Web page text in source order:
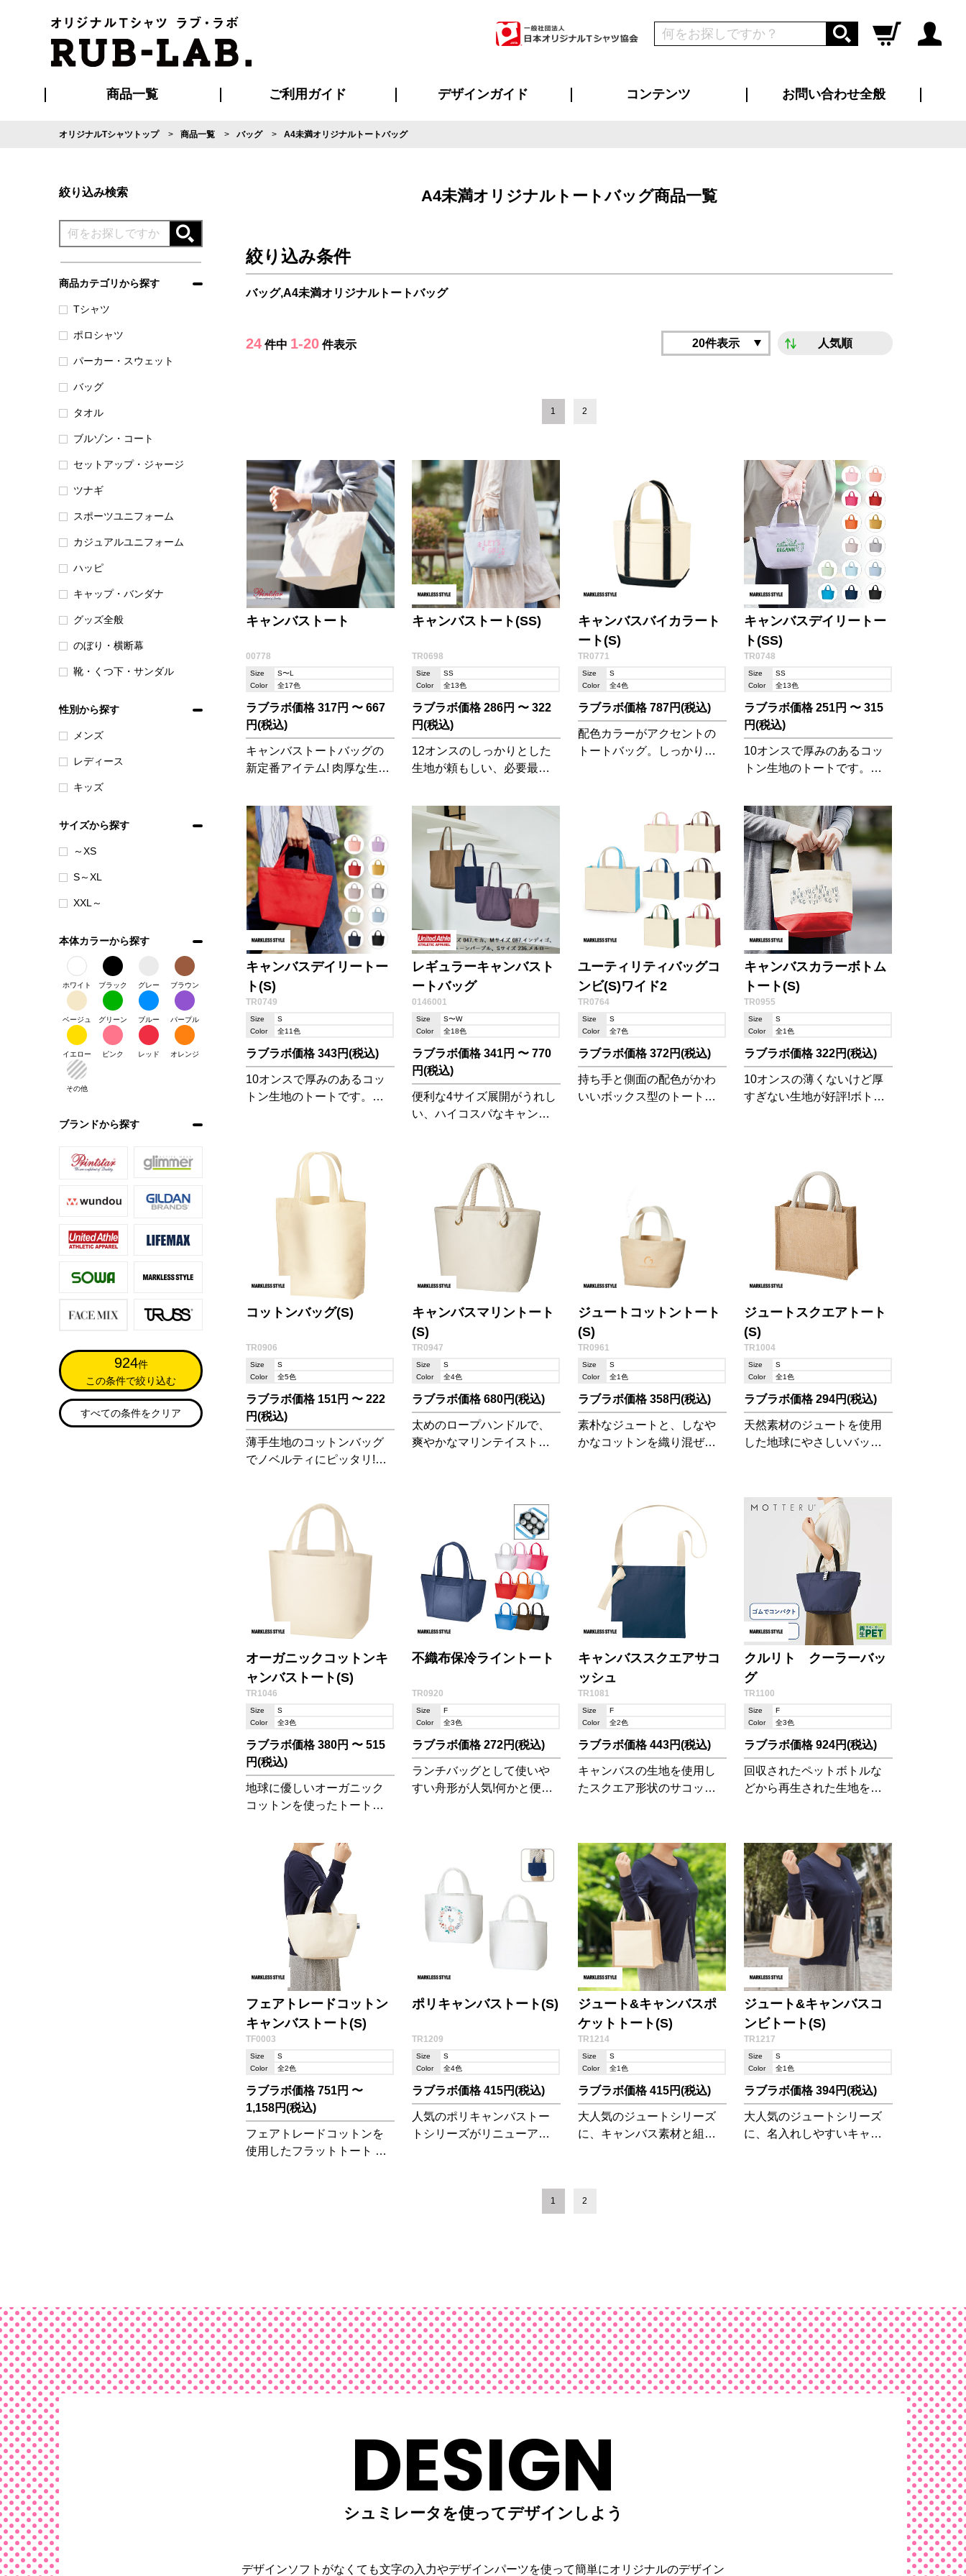
ログイン
商品一覧 ご利用ガイド
ご利用ガイド
はじめての方へ
再注文の方へ
お支払い方法について
割引まとめページ
発送・特急サービスについて
版の保管期限について
マイページ会員のメリット
よくあるご質問
デザインガイド コンテンツ お問い合わせ全般
オリジナルTシャツトップ 商品一覧 バッグ A4未満オリジナルトートバッグ
絞り込み検索
商品カテゴリから探す
Tシャツ
ポロシャツ
パーカー・スウェット
バッグ
タオル
ブルゾン・コート
セットアップ・ジャージ
ツナギ
スポーツユニフォーム
カジュアルユニフォーム
ハッピ
キャップ・バンダナ
グッズ全般
のぼり・横断幕
靴・くつ下・サンダル
性別から探す
メンズ
レディース
キッズ
サイズから探す
～XS
S～XL
XXL～
本体カラーから探す
ホワイト ブラック グレー ブラウン
ベージュ グリーン ブルー パープル
イエロー ピンク レッド オレンジ
その他
ブランドから探す
924件
この条件で絞り込む
すべての条件をクリア
A4未満オリジナルトートバッグ商品一覧
絞り込み条件
バッグ,A4未満オリジナルトートバッグ
24 件中 1-20 件表示 20件表示 人気順
1 2
キャンバストート
00778
Size
S〜L
Color
全17色
ラブラボ価格 317円 〜 667
円(税込)
キャンバストートバッグの
新定番アイテム! 肉厚な生地
136サファリ/037アーミーグ
リーン/223スモークブラッ
ク は2024年5月より入荷予
定です。
キャンバストート(SS)
TR0698
Size
SS
Color
全13色
ラブラボ価格 286円 〜 322
円(税込)
12オンスのしっかりとした
生地が頼もしい、必要最低
カラー展開が豊富なのが嬉
しい!
キャンバスバイカラート
ート(S)
TR0771
Size
S
Color
全4色
ラブラボ価格 787円(税込)
配色カラーがアクセントの
トートバッグ。しっかりし
キャンバスデイリートー
ト(SS)
TR0748
Size
SS
Color
全13色
ラブラボ価格 251円 〜 315
円(税込)
10オンスで厚みのあるコッ
トン生地のトートです。ち
バッグインバッグとしても
ご利用いただけます。
キャンバスデイリートー
ト(S)
TR0749
Size
S
Color
全11色
ラブラボ価格 343円(税込)
10オンスで厚みのあるコッ
トン生地のトートです。ち
レギュラーキャンバスト
ートバッグ
0146001
Size
S〜W
Color
全18色
ラブラボ価格 341円 〜 770
円(税込)
便利な4サイズ展開がうれし
い、ハイコスパなキャンバ
ユーティリティバッグコ
ンビ(S)ワイド2
TR0764
Size
S
Color
全7色
ラブラボ価格 372円(税込)
持ち手と側面の配色がかわ
いいボックス型のトートバ
キャンバスカラーボトム
トート(S)
TR0955
Size
S
Color
全1色
ラブラボ価格 322円(税込)
10オンスの薄くないけど厚
すぎない生地が好評!ボトム
コットンバッグ(S)
TR0906
Size
S
Color
全5色
ラブラボ価格 151円 〜 222
円(税込)
薄手生地のコットンバッグ
でノベルティにピッタリ!ラ
キャンバスマリントート
(S)
TR0947
Size
S
Color
全4色
ラブラボ価格 680円(税込)
太めのロープハンドルで、
爽やかなマリンテイストの
ジュートコットントート
(S)
TR0961
Size
S
Color
全1色
ラブラボ価格 358円(税込)
素朴なジュートと、しなや
かなコットンを織り混ぜ
に使いやすいサイズです。
ジュートスクエアトート
(S)
TR1004
Size
S
Color
全1色
ラブラボ価格 294円(税込)
天然素材のジュートを使用
した地球にやさしいバッ
にぴったりなサイズです。
オーガニックコットンキ
ャンバストート(S)
TR1046
Size
S
Color
全3色
ラブラボ価格 380円 〜 515
円(税込)
地球に優しいオーガニック
コットンを使ったトートバ
不織布保冷ライントート
TR0920
Size
F
Color
全3色
ラブラボ価格 272円(税込)
ランチバッグとして使いや
すい舟形が人気!何かと便利
キャンバススクエアサコ
ッシュ
TR1081
Size
F
Color
全2色
ラブラボ価格 443円(税込)
キャンバスの生地を使用し
たスクエア形状のサコッシ
クルリト クーラーバッ
グ
TR1100
Size
F
Color
全3色
ラブラボ価格 924円(税込)
回収されたペットボトルな
どから再生された生地を使
フェアトレードコットン
キャンバストート(S)
TF0003
Size
S
Color
全2色
ラブラボ価格 751円 〜
1,158円(税込)
フェアトレードコットンを
使用したフラットトート お
ポリキャンバストート(S)
TR1209
Size
S
Color
全4色
ラブラボ価格 415円(税込)
人気のポリキャンバストー
トシリーズがリニューアル
ジュート&キャンバスポ
ケットトート(S)
TR1214
Size
S
Color
全1色
ラブラボ価格 415円(税込)
大人気のジュートシリーズ
に、キャンバス素材と組み
ジュート&キャンバスコ
ンビトート(S)
TR1217
Size
S
Color
全1色
ラブラボ価格 394円(税込)
大人気のジュートシリーズ
に、名入れしやすいキャン
1 2
DESIGN
シュミレータを使ってデザインしよう
デザインソフトがなくても文字の入力やデザインパーツを使って簡単にオリジナルのデザイン